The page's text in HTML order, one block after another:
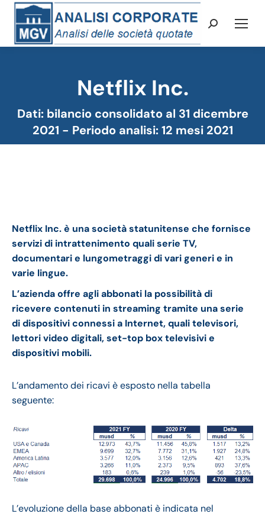
Cerca:
Netflix Inc.
Dati: bilancio consolidato al 31 dicembre
2021 - Periodo analisi: 12 mesi 2021
Tu sei qui:
Netflix Inc. è una società statunitense che fornisce
servizi di intrattenimento quali serie TV,
documentari e lungometraggi di vari generi e in
varie lingue.
L’azienda offre agli abbonati la possibilità di
ricevere contenuti in streaming tramite una serie
di dispositivi connessi a Internet, quali televisori,
lettori video digitali, set-top box televisivi e
dispositivi mobili.
L’andamento dei ricavi è esposto nella tabella
seguente:
L’evoluzione della base abbonati è indicata nel